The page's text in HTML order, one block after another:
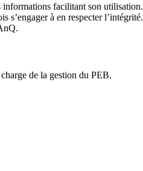
informations facilitant son utilisation.
à en respecter l’intégrité.
de la gestion du PEB.